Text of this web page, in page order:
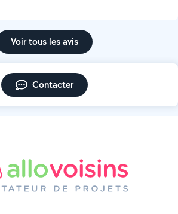
Voir tous les avis
Contacter